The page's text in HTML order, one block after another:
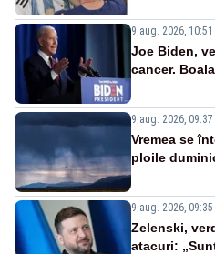
9 aug. 2026, 10:51
Joe Biden,
cancer.
9 aug. 2026, 09:37
Vremea se
ploile
9 aug. 2026, 09:35
Zelenski,
atacuri: